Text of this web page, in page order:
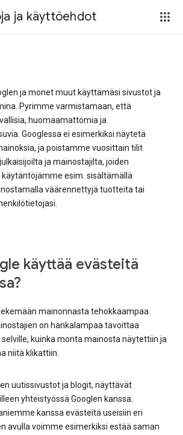
ja käyttöehdot
ja monet muut käyttämäsi sivustot ja
Pyrimme varmistamaan, että
huomaamattomia ja
Googlessa ei esimerkiksi näytetä
ja poistamme vuosittain tilit
ja mainostajilta, joiden
esim. sisältämällä
väärennettyjä tuotteita tai
käyttää evästeitä
mainonnasta tehokkaampaa.
on hankalampaa tavoittaa
kuinka monta mainosta näytettiin ja
niitä klikattiin.
uutissivustot ja blogit, näyttävät
yhteistyössä Googlen kanssa.
kanssa evästeitä useisiin eri
avulla voimme esimerkiksi estää saman